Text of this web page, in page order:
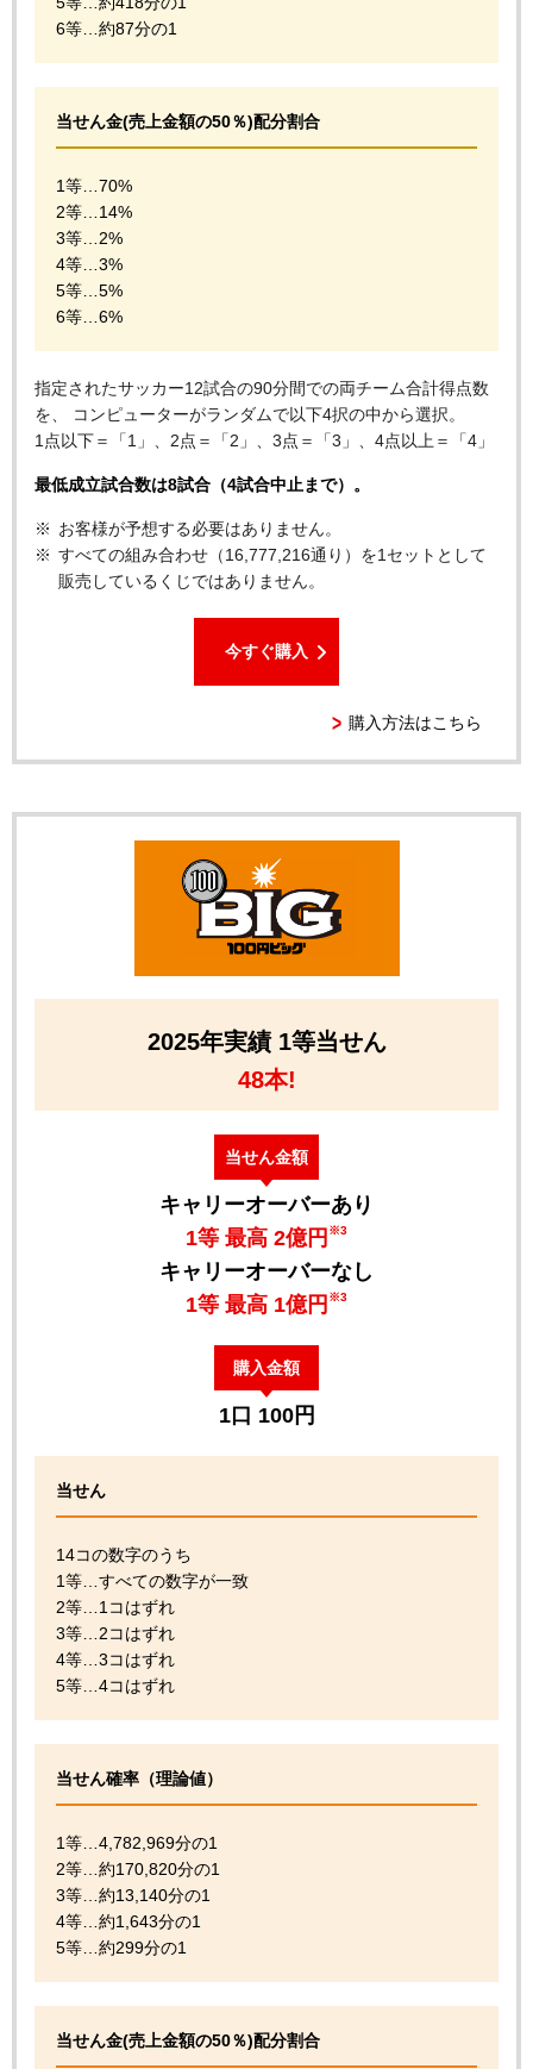
6等…約87分の1
当せん金(売上金額の50％)配分割合
1等…70%
2等…14%
3等…2%
4等…3%
5等…5%
6等…6%
指定されたサッカー12試合の90分間での両チーム合計得点数
を、 コンピューターがランダムで以下4択の中から選択。
1点以下＝「1」、2点＝「2」、3点＝「3」、4点以上＝「4」
最低成立試合数は8試合（4試合中止まで）。
お客様が予想する必要はありません。
すべての組み合わせ（16,777,216通り）を1セットとして
販売しているくじではありません。
今すぐ購入
購入方法はこちら
2025年実績 1等当せん
48本!
当せん金額
キャリーオーバーあり
1等 最高 2億円 ※3
キャリーオーバーなし
1等 最高 1億円 ※3
購入金額
1口 100円
当せん
14コの数字のうち
1等…すべての数字が一致
2等…1コはずれ
3等…2コはずれ
4等…3コはずれ
5等…4コはずれ
当せん確率（理論値）
1等…4,782,969分の1
2等…約170,820分の1
3等…約13,140分の1
4等…約1,643分の1
5等…約299分の1
当せん金(売上金額の50％)配分割合